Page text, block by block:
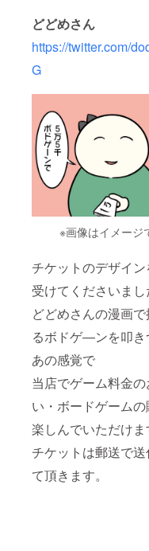
どどめさん
https://twitter.com/
G
※画像はイメージ
チケットのデザイン
受けてくださいまし
どどめさんの漫画
るボドゲ―ンを叩き
あの感覚で
当店でゲーム料金
い・ボードゲーム
楽しんでいただけま
チケットは郵送で
て頂きます。